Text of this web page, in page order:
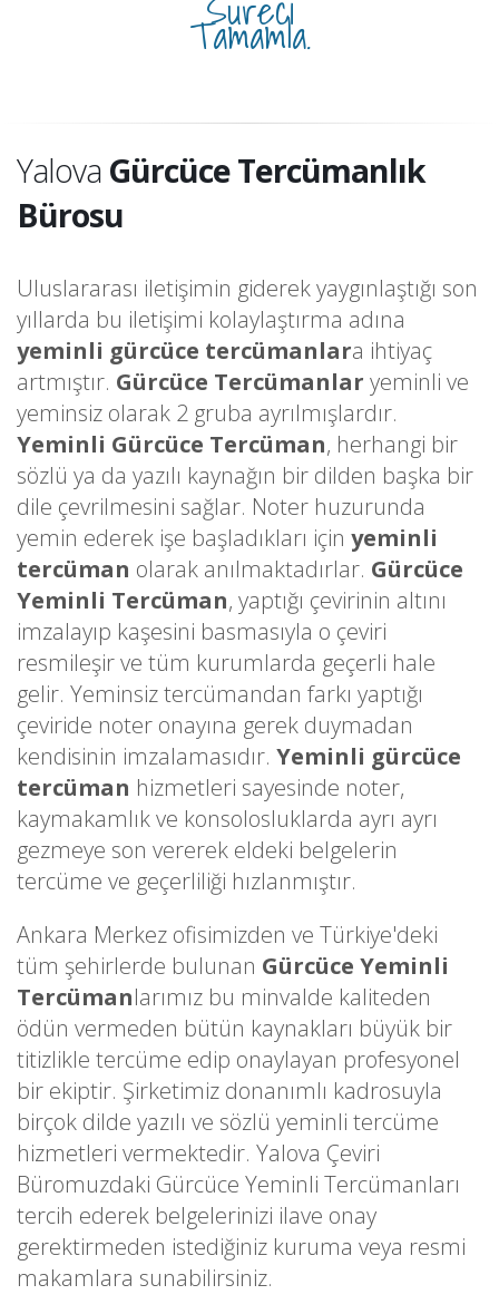
Tamamla.
Yalova Gürcüce Tercümanlık
Bürosu
Uluslararası iletişimin giderek yaygınlaştığı son
yıllarda bu iletişimi kolaylaştırma adına
yeminli gürcüce tercümanlara ihtiyaç
artmıştır. Gürcüce Tercümanlar yeminli ve
yeminsiz olarak 2 gruba ayrılmışlardır.
Yeminli Gürcüce Tercüman, herhangi bir
sözlü ya da yazılı kaynağın bir dilden başka bir
dile çevrilmesini sağlar. Noter huzurunda
yemin ederek işe başladıkları için yeminli
tercüman olarak anılmaktadırlar. Gürcüce
Yeminli Tercüman, yaptığı çevirinin altını
imzalayıp kaşesini basmasıyla o çeviri
resmileşir ve tüm kurumlarda geçerli hale
gelir. Yeminsiz tercümandan farkı yaptığı
çeviride noter onayına gerek duymadan
kendisinin imzalamasıdır. Yeminli gürcüce
tercüman hizmetleri sayesinde noter,
kaymakamlık ve konsolosluklarda ayrı ayrı
gezmeye son vererek eldeki belgelerin
tercüme ve geçerliliği hızlanmıştır.
Ankara Merkez ofisimizden ve Türkiye'deki
tüm şehirlerde bulunan Gürcüce Yeminli
Tercümanlarımız bu minvalde kaliteden
ödün vermeden bütün kaynakları büyük bir
titizlikle tercüme edip onaylayan profesyonel
bir ekiptir. Şirketimiz donanımlı kadrosuyla
birçok dilde yazılı ve sözlü yeminli tercüme
hizmetleri vermektedir. Yalova Çeviri
Büromuzdaki Gürcüce Yeminli Tercümanları
tercih ederek belgelerinizi ilave onay
gerektirmeden istediğiniz kuruma veya resmi
makamlara sunabilirsiniz.